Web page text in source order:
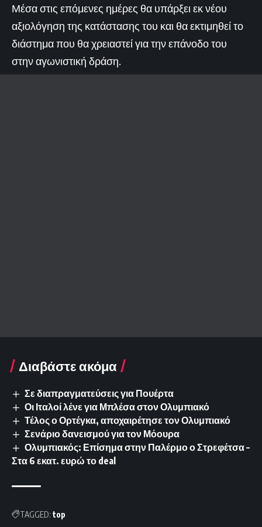
Μέσα στις επόμενες ημέρες θα υπάρξει εκ νέου
αξιολόγηση της κατάστασης του και θα εκτιμηθεί το
διάστημα που θα χρειαστεί για την επάνοδο του
στην αγωνιστική δράση.
Διαβάστε ακόμα
Σε διαπραγματεύσεις για Πουέρτα
Οι Ιταλοί λένε για Μπλέσα στον Ολυμπιακό
Τέλος ο Ορτέγκα, αποχαιρέτησε τον Ολυμπιακό
Σενάριο δανεισμού για τον Μόουρα
Ολυμπιακός: Επίσημα στην Παλέρμο ο Στρεφέτσα –
Στα 6 εκατ. ευρώ το deal
TAGGED: top